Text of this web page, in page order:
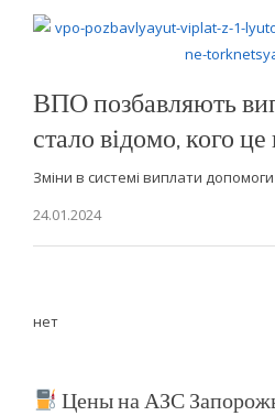
ВПО позбавляють
стало відомо, кого
Зміни в системі виплати
24.01.2024
нет
Цены на АЗС